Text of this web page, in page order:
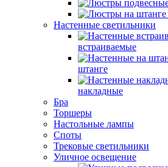
Настенные светильники
встраиваемые
штанге
накладные
Бра
Торшеры
Настольные лампы
Споты
Трековые светильники
Уличное освещение